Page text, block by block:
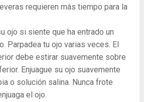
requieren más tiempo para la
ojo si siente que ha entrado un
Parpadea tu ojo varias veces. El
debe estirar suavemente sobre
Enjuague su ojo suavemente
o solución salina. Nunca frote
el ojo.